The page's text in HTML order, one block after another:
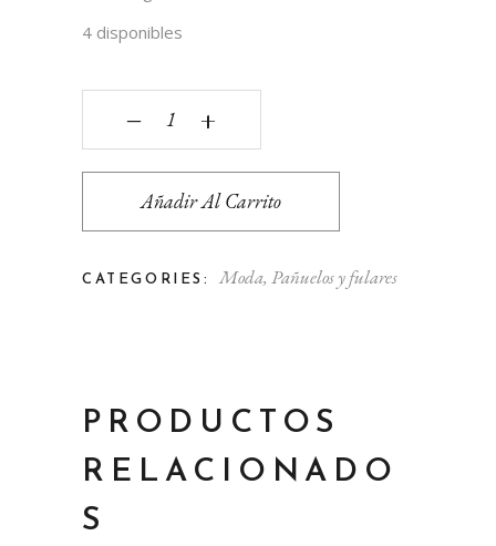
4 disponibles
Pañuelo gotas quantity
‒ +
Añadir Al Carrito
CATEGORIES: Moda, Pañuelos y fulares
PRODUCTOS
RELACIONADO
S